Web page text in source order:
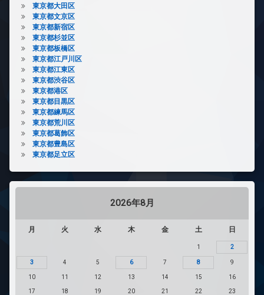
東京都大田区
東京都文京区
東京都新宿区
東京都杉並区
東京都板橋区
東京都江戸川区
東京都江東区
東京都渋谷区
東京都港区
東京都目黒区
東京都練馬区
東京都荒川区
東京都葛飾区
東京都豊島区
東京都足立区
2026年8月
月 火 水 木 金 土 日
1 2
3 4 5 6 7 8 9
10 11 12 13 14 15 16
17 18 19 20 21 22 23